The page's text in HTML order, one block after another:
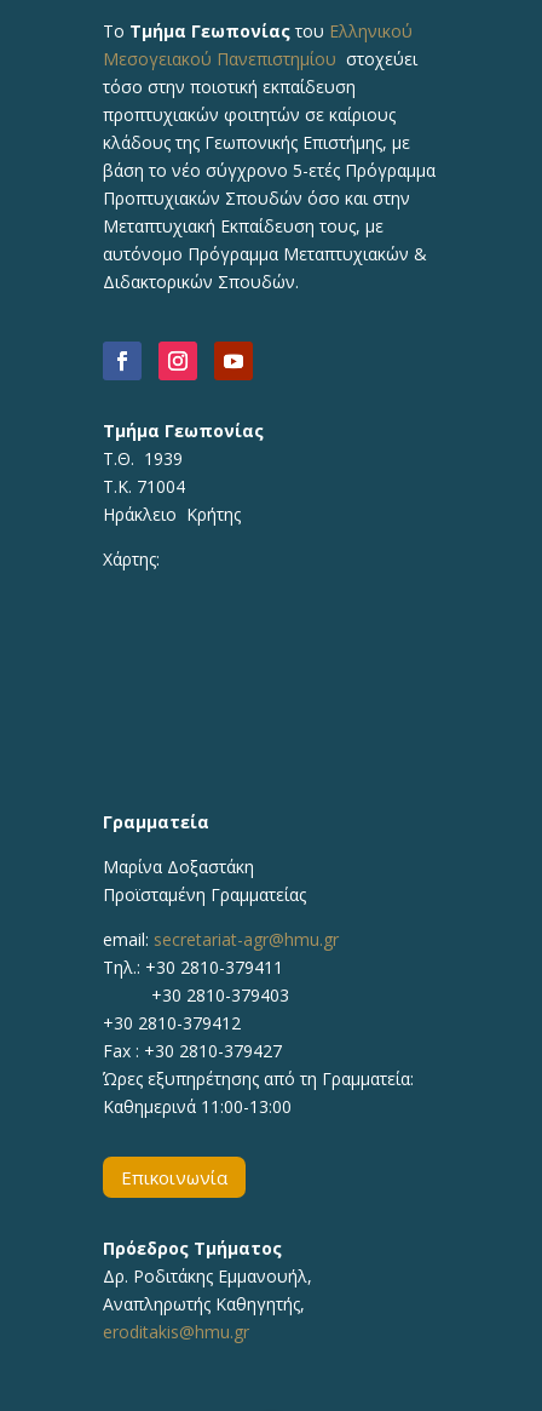
Το Τμήμα Γεωπονίαςτου Ελληνικού
Μεσογειακού Πανεπιστημίου στοχεύει
τόσο στην ποιοτική εκπαίδευση
προπτυχιακών φοιτητών σε καίριους
κλάδους της Γεωπονικής Επιστήμης, με
βάση το νέο σύγχρονο 5-ετές Πρόγραμμα
Προπτυχιακών Σπουδών όσο και στην
Μεταπτυχιακή Εκπαίδευση τους, με
αυτόνομο Πρόγραμμα Μεταπτυχιακών &
Διδακτορικών Σπουδών.
Τμήμα Γεωπονίας
Τ.Θ. 1939
Τ.Κ. 71004
Ηράκλειο Κρήτης
Χάρτης:
Γραμματεία
Μαρίνα Δοξαστάκη
Προϊσταμένη Γραμματείας
email: secretariat-agr@hmu.gr
Τηλ.: +30 2810-379411
+30 2810-379403
+30 2810-379412
Fax : +30 2810-379427
Ώρες εξυπηρέτησης από τη Γραμματεία:
Καθημερινά 11:00-13:00
Επικοινωνία
Πρόεδρος Τμήματος
Δρ. Ροδιτάκης Εμμανουήλ,
Αναπληρωτής Καθηγητής,
eroditakis@hmu.gr